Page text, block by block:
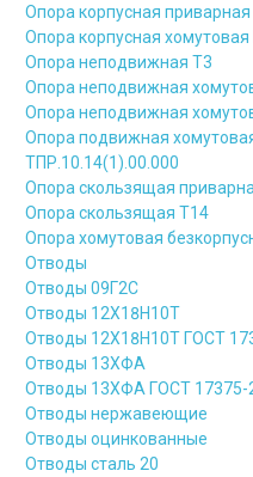
Опора корпусная
Опора корпусная
Опора неподвижная Т3
Опора неподвижная
Опора неподвижная
Опора подвижная
ТПР.10.14(1).00.000
Опора скользящая
Опора скользящая Т14
Опора хомутовая
Отводы
Отводы 09Г2С
Отводы 12Х18Н10Т
Отводы 12Х18Н10Т ГОСТ
Отводы 13ХФА
Отводы 13ХФА ГОСТ 17375-
Отводы нержавеющие
Отводы оцинкованные
Отводы сталь 20